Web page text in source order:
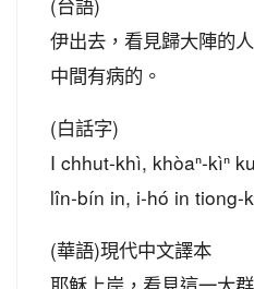
伊出去，看見歸大陣的
中間有病的。
(白話字)
I chhut-khì, khòaⁿ-kìⁿ
lîn-bín in, i-hó in tiong-
(華語)現代中文譯本